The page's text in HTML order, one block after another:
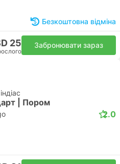
Безкоштовна відміна
25 Забронювати зараз
| Пором
2.0